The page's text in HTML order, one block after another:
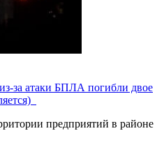
за атаки БПЛА погибли двое
предприятий в районе